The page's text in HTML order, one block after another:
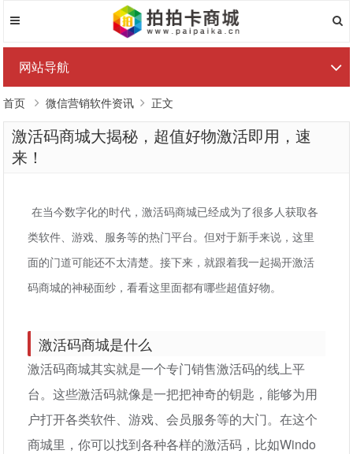
网站导航
首页 微信营销软件资讯 正文
激活码商城大揭秘，超值好物激活即用，速
来！
在当今数字化的时代，激活码商城已经成为了很多人获取各
类软件、游戏、服务等的热门平台。但对于新手来说，这里
面的门道可能还不太清楚。接下来，就跟着我一起揭开激活
码商城的神秘面纱，看看这里面都有哪些超值好物。
激活码商城是什么
激活码商城其实就是一个专门销售激活码的线上平
台。这些激活码就像是一把把神奇的钥匙，能够为用
户打开各类软件、游戏、会员服务等的大门。在这个
商城里，你可以找到各种各样的激活码，比如Windo